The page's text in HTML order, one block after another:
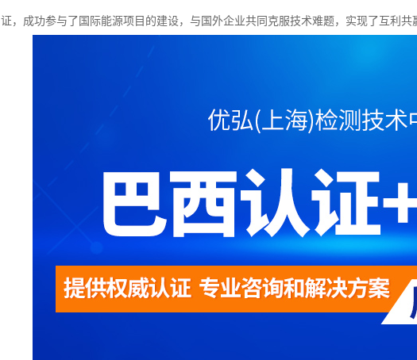
证，成功参与了国际能源项目的建设，与国外企业共同克服技术难题，实现了互利共